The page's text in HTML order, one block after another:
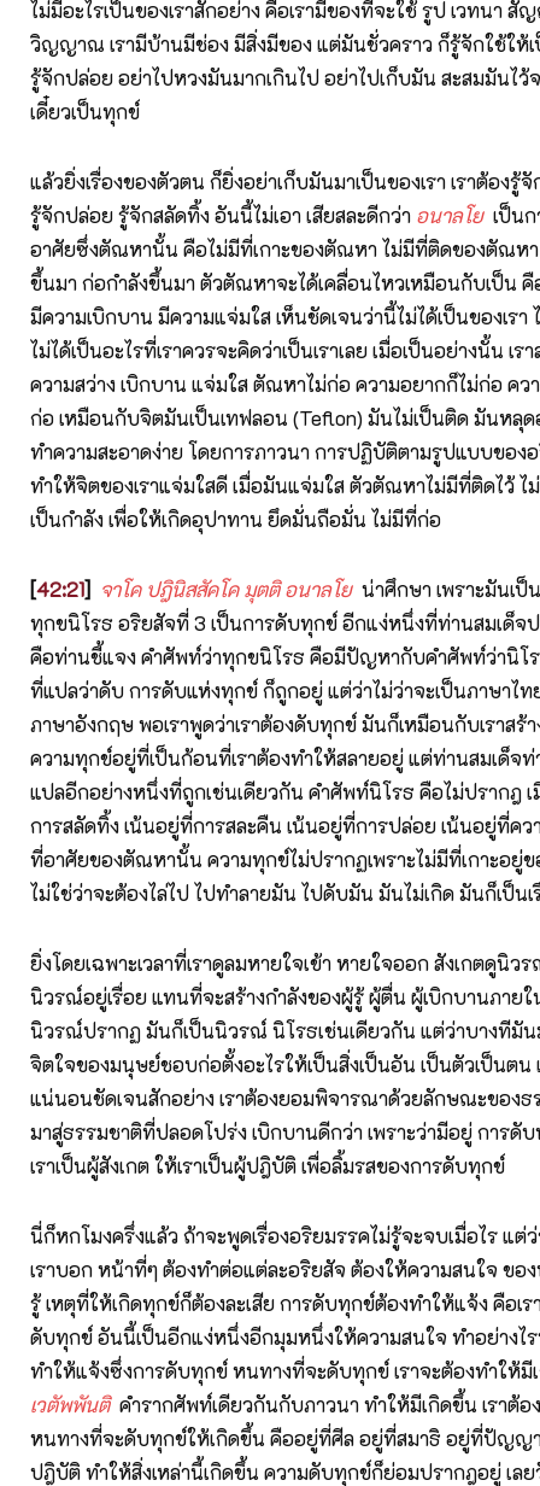
ไม่มีอะไรเป็นของเราสักอย่าง คือเรามีของที่จะใช้ รูป เวทนา สั
วิญญาณ เรามีบ้านมีช่อง มีสิ่งมีของ แต่มันชั่วคราว ก็รู้จักใช้ให้
รู้จักปล่อย อย่าไปหวงมันมากเกินไป อย่าไปเก็บมัน สะสมมันไว้
เดี๋ยวเป็นทุกข์
แล้วยิ่งเรื่องของตัวตน ก็ยิ่งอย่าเก็บมันมาเป็นของเรา เราต้องรู้
รู้จักปล่อย รู้จักสลัดทิ้ง อันนี้ไม่เอา เสียสละดีกว่า อนาลโยเป็นก
อาศัยซึ่งตัณหานั้น คือไม่มีที่เกาะของตัณหา ไม่มีที่ติดของตัณห
ขึ้นมา ก่อกำลังขึ้นมา ตัวตัณหาจะได้เคลื่อนไหวเหมือนกับเป็น คื
มีความเบิกบาน มีความแจ่มใส เห็นชัดเจนว่านี้ไม่ได้เป็นของเรา
ไม่ได้เป็นอะไรที่เราควรจะคิดว่าเป็นเราเลย เมื่อเป็นอย่างนั้น เ
ความสว่าง เบิกบาน แจ่มใส ตัณหาไม่ก่อ ความอยากก็ไม่ก่อ คว
ก่อ เหมือนกับจิตมันเป็นเทฟลอน (Teflon) มันไม่เป็นติด มันหลุด
ทำความสะอาดง่าย โดยการภาวนา การปฏิบัติตามรูปแบบของ
ทำให้จิตของเราแจ่มใสดี เมื่อมันแจ่มใส ตัวตัณหาไม่มีที่ติดไว้ ไ
เป็นกำลัง เพื่อให้เกิดอุปาทาน ยึดมั่นถือมั่น ไม่มีที่ก่อ
[42:21] จาโค ปฎินิสสัคโค มุตติ อนาลโย น่าศึกษา เพราะมันเป็
ทุกขนิโรธ อริยสัจที่ 3 เป็นการดับทุกข์ อีกแง่หนึ่งที่ท่านสมเด็จ
คือท่านชี้แจง คำศัพท์ว่าทุกขนิโรธ คือมีปัญหากับคำศัพท์ว่านิโร
ที่แปลว่าดับ การดับแห่งทุกข์ ก็ถูกอยู่ แต่ว่าไม่ว่าจะเป็นภาษาไท
ภาษาอังกฤษ พอเราพูดว่าเราต้องดับทุกข์ มันก็เหมือนกับเราสร้
ความทุกข์อยู่ที่เป็นก้อนที่เราต้องทำให้สลายอยู่ แต่ท่านสมเด็จ
แปลอีกอย่างหนึ่งที่ถูกเช่นเดียวกัน คำศัพท์นิโรธ คือไม่ปรากฎ เ
การสลัดทิ้ง เน้นอยู่ที่การสละคืน เน้นอยู่ที่การปล่อย เน้นอยู่ที่ค
ที่อาศัยของตัณหานั้น ความทุกข์ไม่ปรากฏเพราะไม่มีที่เกาะอยู่
ไม่ใช่ว่าจะต้องไล่ไป ไปทำลายมัน ไปดับมัน มันไม่เกิด มันก็เป็น
ยิ่งโดยเฉพาะเวลาที่เราดูลมหายใจเข้า หายใจออก สังเกตดูนิว
นิวรณ์อยู่เรื่อย แทนที่จะสร้างกำลังของผู้รู้ ผู้ตื่น ผู้เบิกบานภายใ
นิวรณ์ปรากฏ มันก็เป็นนิวรณ์ นิโรธเช่นเดียวกัน แต่ว่าบางทีมัน
จิตใจของมนุษย์ชอบก่อตั้งอะไรให้เป็นสิ่งเป็นอัน เป็นตัวเป็นตน
แน่นอนชัดเจนสักอย่าง เราต้องยอมพิจารณาด้วยลักษณะของธ
มาสู่ธรรมชาติที่ปลอดโปร่ง เบิกบานดีกว่า เพราะว่ามีอยู่ การดั
เราเป็นผู้สังเกต ให้เราเป็นผู้ปฎิบัติ เพื่อลิ้มรสของการดับทุกข์
นี่ก็หกโมงครึ่งแล้ว ถ้าจะพูดเรื่องอริยมรรคไม่รู้จะจบเมื่อไร แต่
เราบอก หน้าที่ๆ ต้องทำต่อแต่ละอริยสัจ ต้องให้ความสนใจ ขอ
รู้ เหตุที่ให้เกิดทุกข์ก็ต้องละเสีย การดับทุกข์ต้องทำให้แจ้ง คือเ
ดับทุกข์ อันนี้เป็นอีกแง่หนึ่งอีกมุมหนึ่งให้ความสนใจ ทำอย่างไ
ทำให้แจ้งซึ่งการดับทุกข์ หนทางที่จะดับทุกข์ เราจะต้องทำให้
เวตัพพันติ คำรากศัพท์เดียวกันกับภาวนา ทำให้มีเกิดขึ้น เราต้
หนทางที่จะดับทุกข์ให้เกิดขึ้น คืออยู่ที่ศีล อยู่ที่สมาธิ อยู่ที่ปัญญ
ปฎิบัติ ทำให้สิ่งเหล่านี้เกิดขึ้น ความดับทุกข์ก็ย่อมปรากฎอยู่ เล